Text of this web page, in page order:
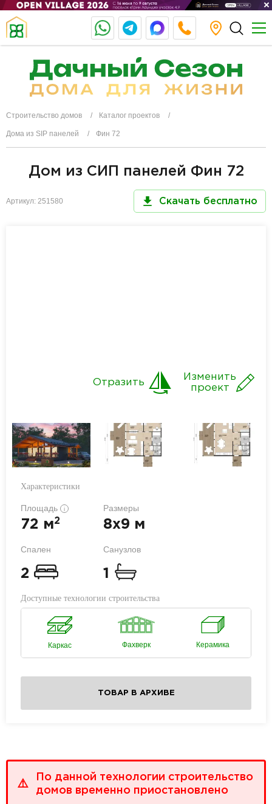
Строительство домов Каталог проектов
Дома из SIP панелей Фин 72
Дом из СИП панелей Фин 72
Артикул: 251580 Скачать бесплатно
Изменить
проект
Отразить
Характеристики
Площадь i
72 м2
Размеры
8x9 м
Спален
2
Санузлов
1
Доступные технологии строительства
Каркас Фахверк Керамика
ТОВАР В АРХИВЕ
По данной технологии строительство
домов временно приостановлено